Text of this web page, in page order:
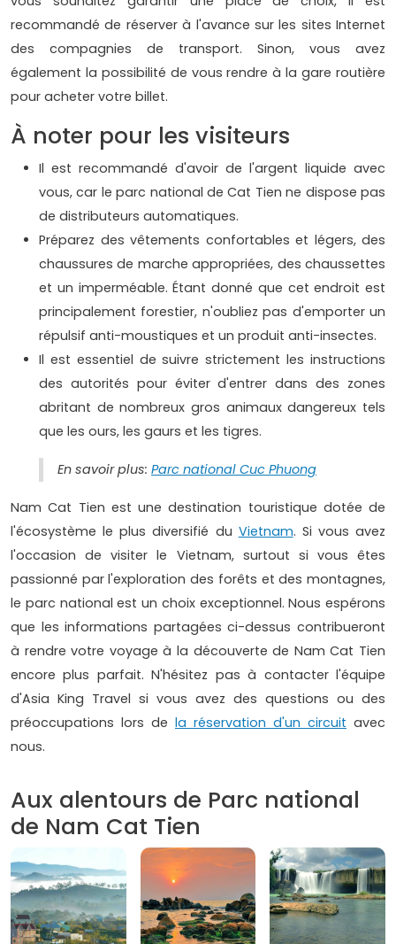
recommandé de réserver à l'avance sur les sites Internet
des compagnies de transport. Sinon, vous avez
également la possibilité de vous rendre à la gare routière
pour acheter votre billet.
À noter pour les visiteurs
Il est recommandé d'avoir de l'argent liquide avec
vous, car le parc national de Cat Tien ne dispose pas
de distributeurs automatiques.
Préparez des vêtements confortables et légers, des
chaussures de marche appropriées, des chaussettes
et un imperméable. Étant donné que cet endroit est
principalement forestier, n'oubliez pas d'emporter un
répulsif anti-moustiques et un produit anti-insectes.
Il est essentiel de suivre strictement les instructions
des autorités pour éviter d'entrer dans des zones
abritant de nombreux gros animaux dangereux tels
que les ours, les gaurs et les tigres.
En savoir plus: Parc national Cuc Phuong
Nam Cat Tien est une destination touristique dotée de
l'écosystème le plus diversifié du Vietnam. Si vous avez
l'occasion de visiter le Vietnam, surtout si vous êtes
passionné par l'exploration des forêts et des montagnes,
le parc national est un choix exceptionnel. Nous espérons
que les informations partagées ci-dessus contribueront
à rendre votre voyage à la découverte de Nam Cat Tien
encore plus parfait. N'hésitez pas à contacter l'équipe
d'Asia King Travel si vous avez des questions ou des
préoccupations lors de la réservation d'un circuit avec
nous.
Aux alentours de Parc national
de Nam Cat Tien